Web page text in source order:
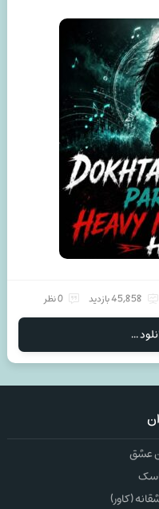
45,858 بازدید 0 نظر
...
عشق
(کاور)